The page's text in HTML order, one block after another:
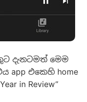
දැනටමත් මෙම
app එකෙහි home
in Review”